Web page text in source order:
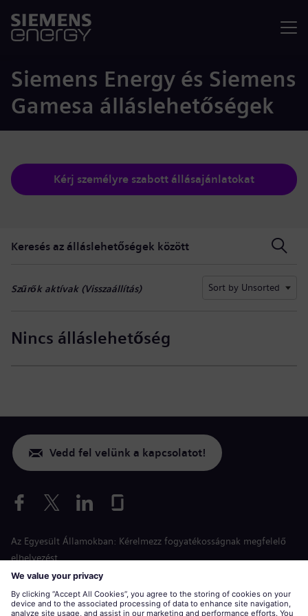
Siemens Energy és Siemens
Gamesa álláslehetőségek
Kérj személyre szabott állásajánlatokat
Keresés az álláslehetőségek között
Szűrők aktívak (Visszaállítás) Sort by Unsorted
Nincs álláslehetőség
Vedd fel velünk a kapcsolatot!
Az Egyesült Államokban: Kérelmezz fogyatékosságnak megfelelő
elhelyezést
Esélyegyenlőség a jelentkezés során
siemens-energy.comGlobális weboldal